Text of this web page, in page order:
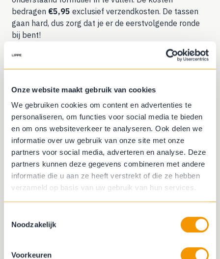
Onze website maakt gebruik van cookies
We gebruiken cookies om content en advertenties te
personaliseren, om functies voor social media te bieden
en om ons websiteverkeer te analyseren. Ook delen we
informatie over uw gebruik van onze site met onze
partners voor social media, adverteren en analyse. Deze
partners kunnen deze gegevens combineren met andere
informatie die u aan ze heeft verstrekt of die ze hebben
verzameld op basis van uw gebruik van hun services.
Noodzakelijk
Voorkeuren
bedragen €5,95 exclusief verzendkosten. De tassen
gaan hard, dus zorg dat je er de eerstvolgende ronde
bij bent!
Met de opbrengst steunen wij goede doelen,zodat we
kunnen bijdragen aan de maatschappij en de
Pre-order de Lippe Wonen x
Alliade tas
Naam